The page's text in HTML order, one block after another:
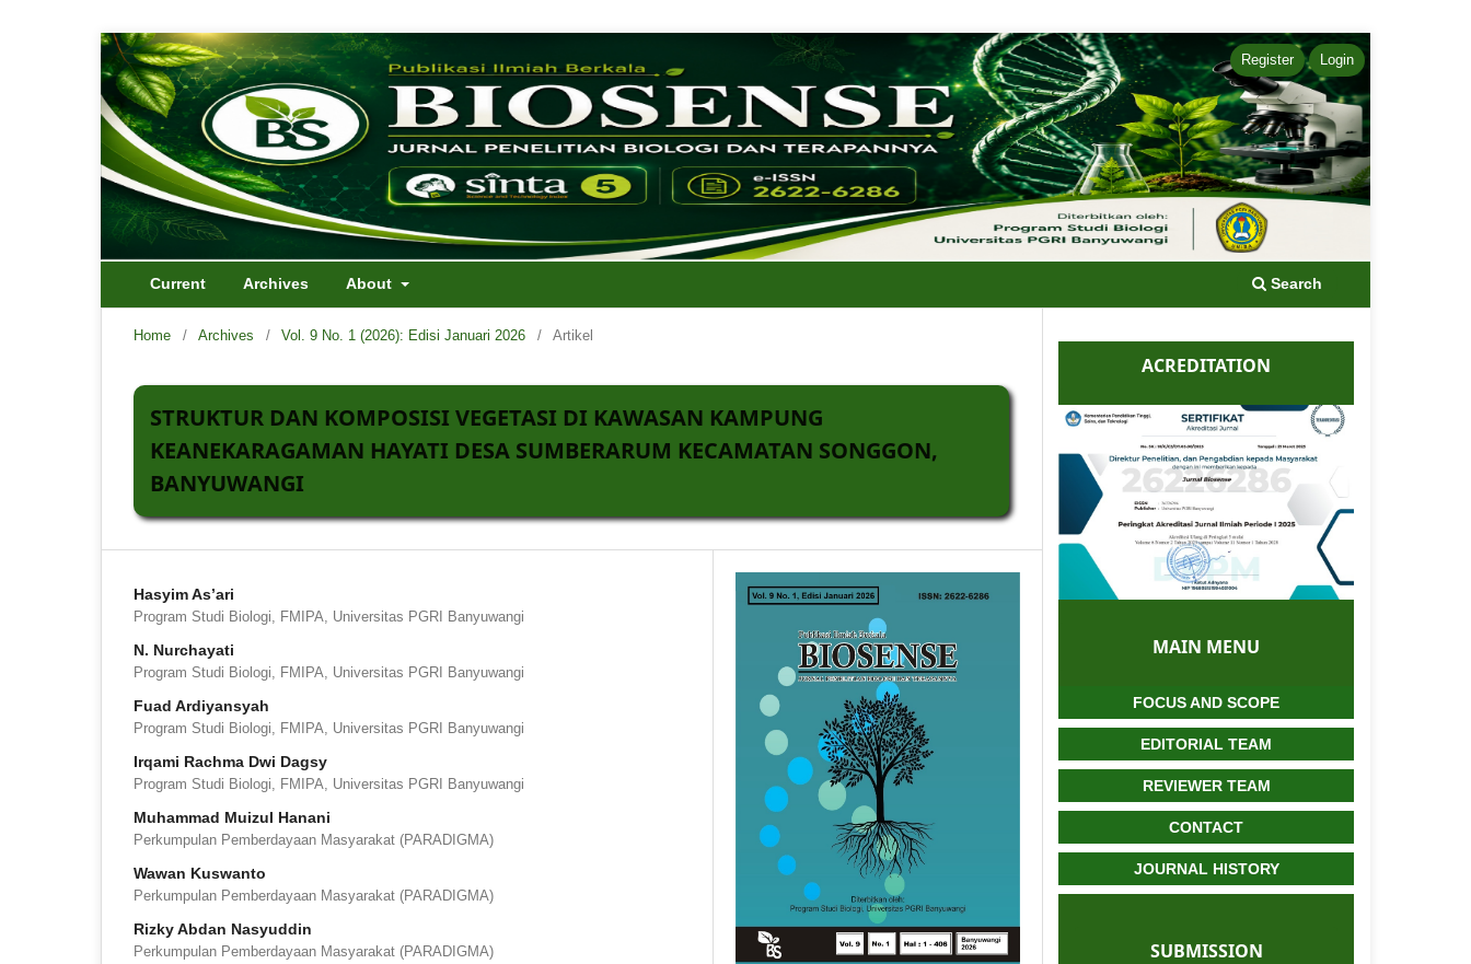
Current Archives About Search
Register Login
Home / Archives / Vol. 9 No. 1 (2026): Edisi Januari 2026 / Artikel
STRUKTUR DAN KOMPOSISI VEGETASI DI KAWASAN KAMPUNG
KEANEKARAGAMAN HAYATI DESA SUMBERARUM KECAMATAN SONGGON,
BANYUWANGI
Hasyim As’ari
Program Studi Biologi, FMIPA, Universitas PGRI Banyuwangi
N. Nurchayati
Program Studi Biologi, FMIPA, Universitas PGRI Banyuwangi
Fuad Ardiyansyah
Program Studi Biologi, FMIPA, Universitas PGRI Banyuwangi
Irqami Rachma Dwi Dagsy
Program Studi Biologi, FMIPA, Universitas PGRI Banyuwangi
Muhammad Muizul Hanani
Perkumpulan Pemberdayaan Masyarakat (PARADIGMA)
Wawan Kuswanto
Perkumpulan Pemberdayaan Masyarakat (PARADIGMA)
Rizky Abdan Nasyuddin
Perkumpulan Pemberdayaan Masyarakat (PARADIGMA)
ACREDITATION
MAIN MENU
FOCUS AND SCOPE
EDITORIAL TEAM
REVIEWER TEAM
CONTACT
JOURNAL HISTORY
SUBMISSION